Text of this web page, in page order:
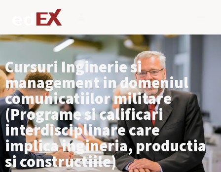
Cursuri Inginerie si
management in domeniul
comunicatiilor militare
(Programe si calificari
interdisciplinare care
implica ingineria, productia
si constructiile)